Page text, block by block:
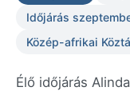
Időjárás
Közép-afrikai
Élő időjárás